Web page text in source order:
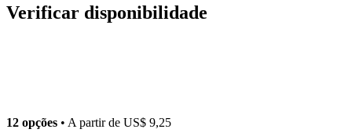
Verificar disponibilidade
12 opções • A partir de US$ 9,25